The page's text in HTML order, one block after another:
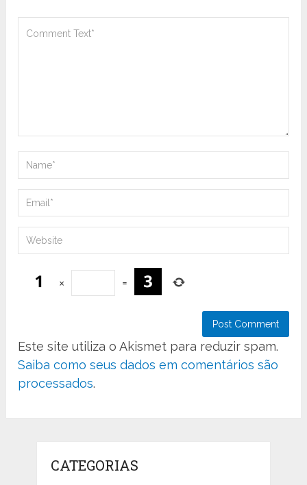
× =
Este site utiliza o Akismet para reduzir spam.
Saiba como seus dados em comentários são
processados.
CATEGORIAS